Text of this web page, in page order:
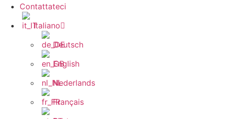
Contattateci
Italiano
Deutsch
English
Nederlands
Français